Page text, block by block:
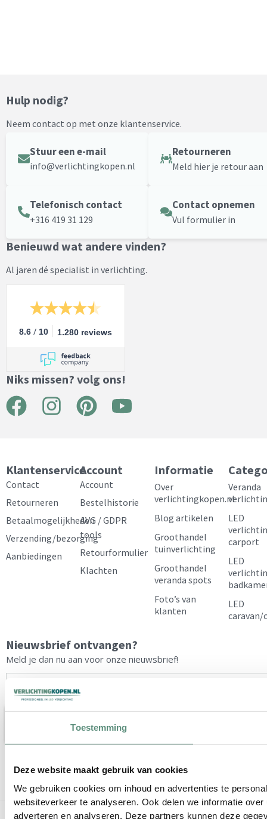
Toestemming
Deze website maakt gebruik van cookies
We gebruiken cookies om inhoud en advertenties te
websiteverkeer te analyseren. Ook delen we informatie
adverteren en analyseren. Deze partners kunnen deze
Hulp nodig?
Neem contact op met onze klantenservice.
Stuur een e-mail
info@verlichtingkopen.nl
Retourneren
Meld hier je retour aan
Telefonisch contact
+316 419 31 129
Contact opnemen
Vul formulier in
Benieuwd wat andere vinden?
Al jaren dé specialist in verlichting.
8.6 / 10 1.280 reviews
Niks missen? volg ons!
F
e
b
o
o
k
I
t
g
r
a
P
t
e
r
e
s
t
Y
t
b
e
Klantenservice
Contact
Retourneren
Betaalmogelijkheden
Verzending/bezorging
Aanbiedingen
Account
Account
Bestelhistorie
AVG / GDPR
tools
Retourformulier
Klachten
Informatie
Over
verlichtingkopen.nl
Blog artikelen
Groothandel
tuinverlichting
Groothandel
veranda spots
Foto’s van
klanten
Veranda
LED
carport
LED
LED
Nieuwsbrief ontvangen?
Meld je dan nu aan voor onze nieuwsbrief!
E-
mailadres